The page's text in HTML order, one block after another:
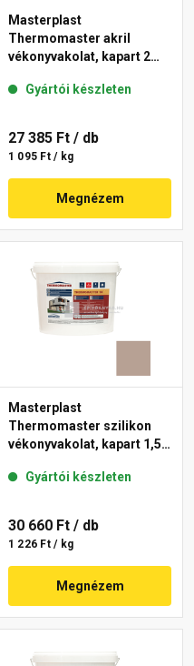
Masterplast
Thermomaster akril
vékonyvakolat, kapart 2
Gyártói készleten
27 385 Ft / db
1 095 Ft / kg
Megnézem
Masterplast
Thermomaster szilikon
vékonyvakolat, kapart 1,5
Gyártói készleten
30 660 Ft / db
1 226 Ft / kg
Megnézem